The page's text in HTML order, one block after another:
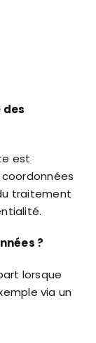
des
est
traitement
?
lorsque
via un